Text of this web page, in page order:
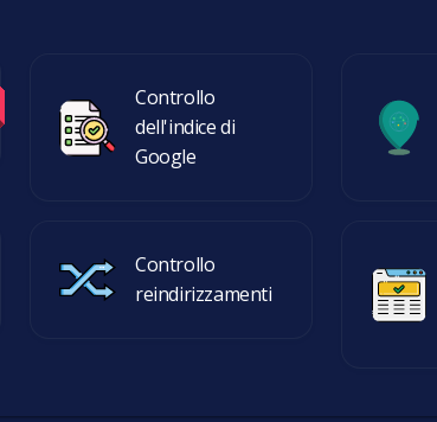
Controllo
dell'indice di
Google
Controllo
reindirizzamenti